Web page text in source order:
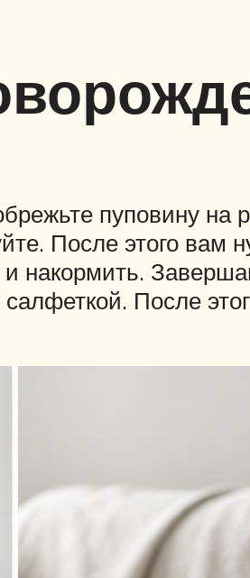
пуповину на
После этого вам
накормить.
После